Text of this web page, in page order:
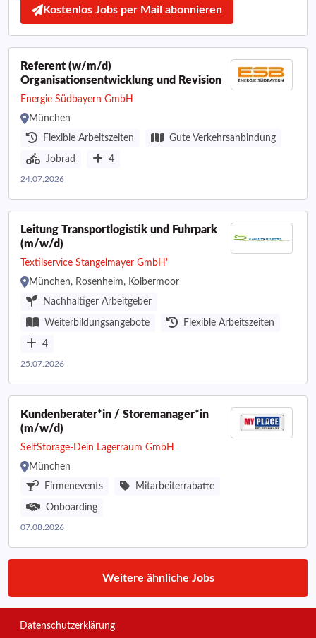
Kostenlos Jobs per Mail abonnieren
Referent (w/m/d)
Organisationsentwicklung und Revision
Energie Südbayern GmbH
München
Flexible Arbeitszeiten
Gute Verkehrsanbindung
Jobrad 4
24.07.2026
Leitung Transportlogistik und Fuhrpark
(m/w/d)
Textilservice Stangelmayer GmbH'
München, Rosenheim, Kolbermoor
Nachhaltiger Arbeitgeber
Weiterbildungsangebote Flexible Arbeitszeiten
4
25.07.2026
Kundenberater*in / Storemanager*in
(m/w/d)
SelfStorage-Dein Lagerraum GmbH
München
Firmenevents
Mitarbeiterrabatte
Onboarding
07.08.2026
Weitere ähnliche Jobs
Datenschutzerklärung